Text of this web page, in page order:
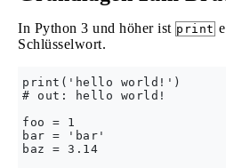
In Python 3 und höher ist print
Schlüsselwort.
print('hello world!')
# out: hello world!
foo = 1
bar = 'bar'
baz = 3.14